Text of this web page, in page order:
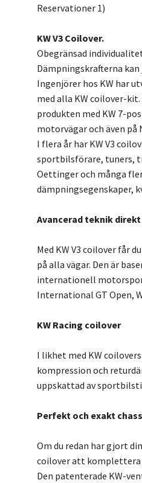
Reservationer 1)
KW V3 Coilover.
Obegränsad
Dämpningskrafterna
Ingenjörer hos KW har
med alla KW coilover-
produkten med KW 7-
motorvägar och även
I flera år har KW V3
sportbilsförare, tuners,
Oettinger och många
dämpningsegenskaper,
Avancerad teknik
Med KW V3 coilover får
på alla vägar. Den är
internationell
International GT Open,
KW Racing coilover
I likhet med KW
kompression och
uppskattad av
Perfekt och exakt
Om du redan har gjort
coilover att komplettera
Den patenterade KW-